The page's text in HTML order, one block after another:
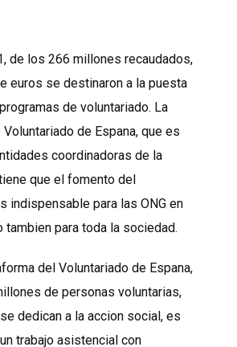
de los 266 millones recaudados,
euros se destinaron a la puesta
de voluntariado. La
de Espana, que es
coordinadoras de la
que el fomento del
indispensable para las ONG en
tambien para toda la sociedad.
del Voluntariado de Espana,
de personas voluntarias,
dedican a la accion social, es
trabajo asistencial con